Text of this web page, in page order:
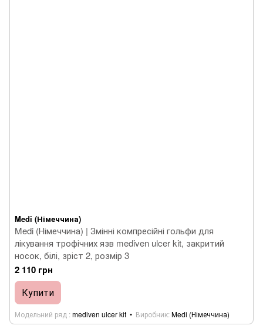
Medi (Німеччина)
Medi (Німеччина) | Змінні компресійні гольфи для
лікування трофічних язв mediven ulcer kit, закритий
носок, білі, зріст 2, розмір 3
2 110 грн
Купити
Модельний ряд mediven ulcer kit Виробник Medi (Німеччина)